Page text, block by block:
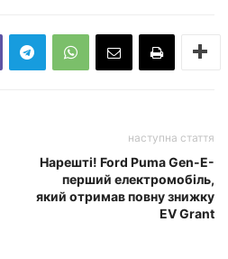
наступна стаття
Нарешті! Ford Puma Gen-E-
перший електромобіль,
який отримав повну знижку
EV Grant